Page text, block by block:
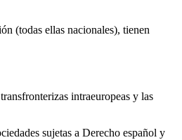
(todas ellas nacionales), tienen
intraeuropeas y las
sujetas a Derecho español y